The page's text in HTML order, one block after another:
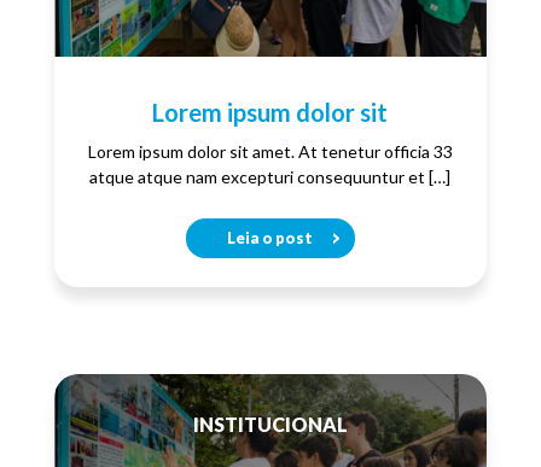
Lorem ipsum dolor sit
Lorem ipsum dolor sit amet. At tenetur officia 33
atque atque nam excepturi consequuntur et […]
Leia o post
INSTITUCIONAL